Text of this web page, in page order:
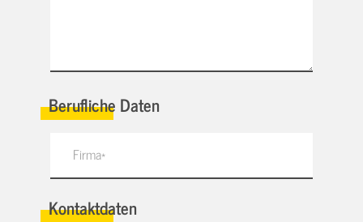
Berufliche Daten
Kontaktdaten